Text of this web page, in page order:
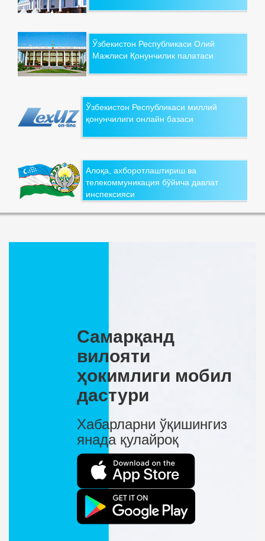
Ўзбекистон Республикаси Олий
Мажлиси Қонунчилик палатаси
Ўзбекистон Республикаси миллий
қонунчилиги онлайн базаси
Алоқа, ахборотлаштириш ва
телекоммуникация бўйича давлат
инспексияси
Самарқанд
вилояти
ҳокимлиги мобил
дастури
Хабарларни ўқишингиз
янада қулайроқ